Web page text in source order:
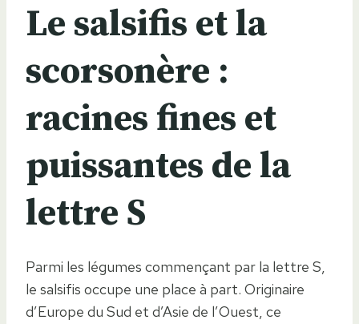
Le salsifis et la
scorsonère :
racines fines et
puissantes de la
lettre S
Parmi les légumes commençant par la lettre S,
le salsifis occupe une place à part. Originaire
d’Europe du Sud et d’Asie de l’Ouest, ce